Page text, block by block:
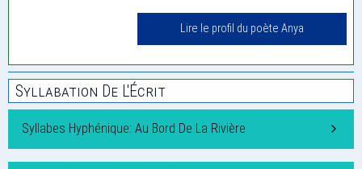
Lire le profil du poète Anya
Syllabation De L'Écrit
Syllabes Hyphénique: Au Bord De La Rivière